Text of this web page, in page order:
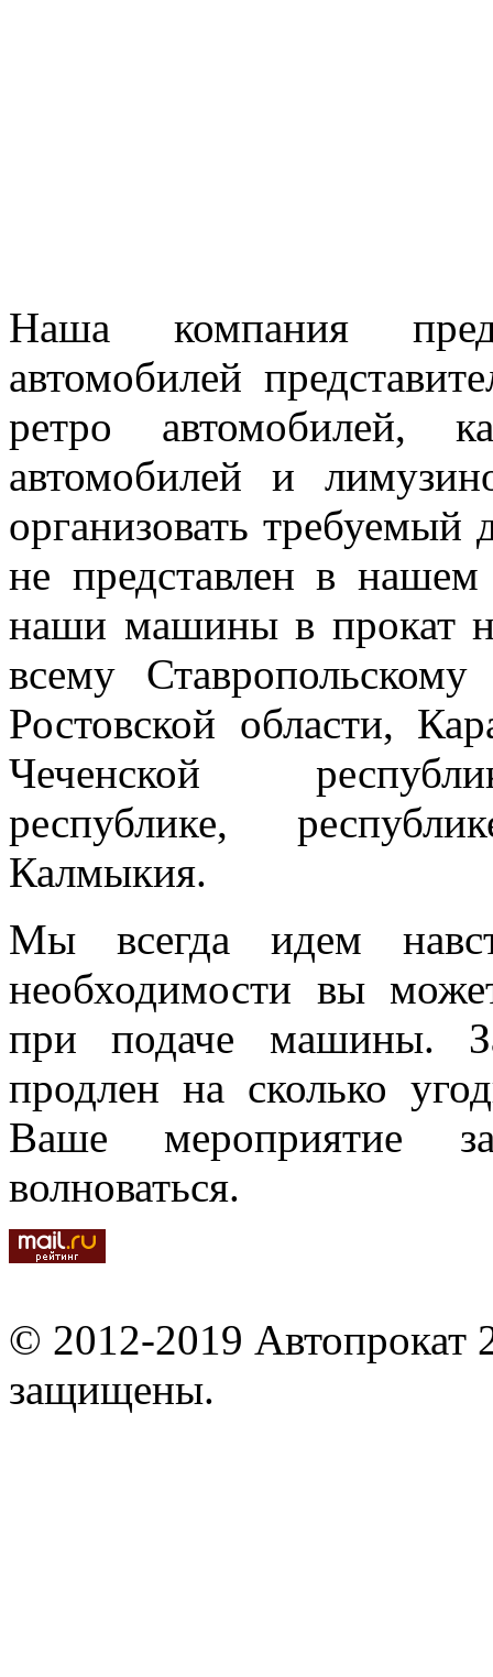
Наша компания
автомобилей
ретро автомобилей,
автомобилей и
организовать требуемый
не представлен в
наши машины в прокат
всему
Ростовской области,
Чеченской
республике,
Калмыкия.
Мы всегда идем
необходимости вы
при подаче машины.
продлен на сколько
Ваше мероприятие
волноваться.
© 2012-2019 Автопрокат
защищены.